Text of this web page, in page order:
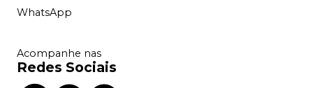
WhatsApp
Acompanhe nas
Redes Sociais